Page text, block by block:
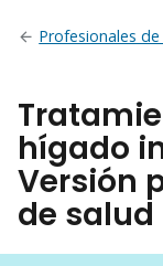
Profesionales de
hígado
Versión
de salud